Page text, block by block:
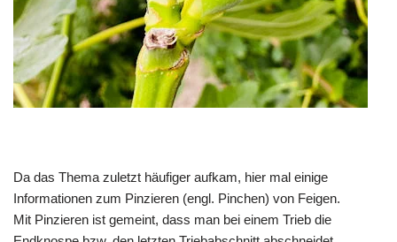
Da das Thema zuletzt häufiger aufkam, hier mal einige
Informationen zum Pinzieren (engl. Pinchen) von Feigen.
Mit Pinzieren ist gemeint, dass man bei einem Trieb die